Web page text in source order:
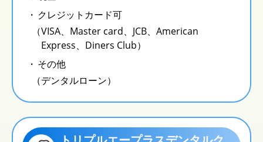
クレジットカード可
（VISA、Master card、JCB、American
Express、Diners Club）
その他
（デンタルローン）